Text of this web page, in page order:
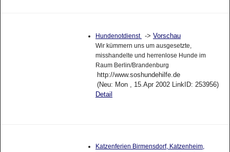
Hundenotdienst -> Vorschau
Wir kümmern uns um ausgesetzte,
misshandelte und herrenlose Hunde im
Raum Berlin/Brandenburg
http://www.soshundehilfe.de
(Neu: Mon , 15.Apr 2002 LinkID: 253956)
Detail
Katzenferien Birmensdorf, Katzenheim,